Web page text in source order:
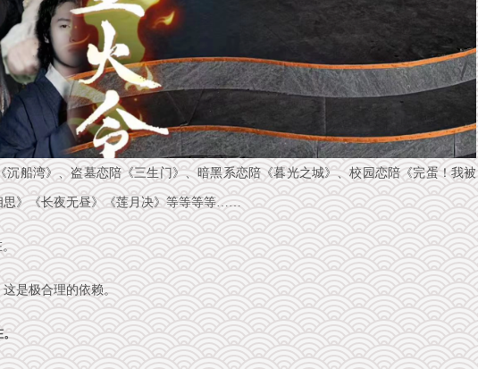
船湾》、盗墓恋陪《三生门》、暗黑系恋陪《暮光之城》、校园恋陪《完蛋！我被
思》《长夜无昼》《莲月决》等等等等……
。
是极合理的依赖。
。